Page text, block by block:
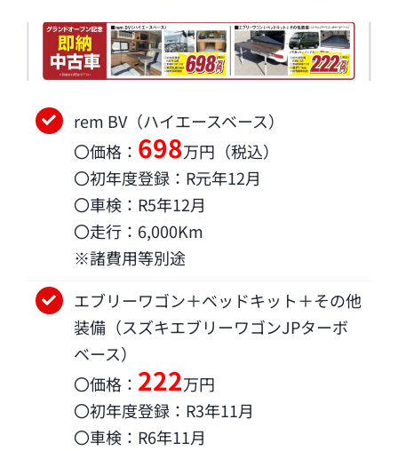
rem BV（ハイエースベース）
〇価格： 698万円（税込）
〇初年度登録：R元年12月
〇車検：R5年12月
〇走行：6,000Km
※諸費用等別途
エブリーワゴン＋ベッドキット＋その他
装備（スズキエブリーワゴンJPターボ
ベース）
〇価格： 222万円
〇初年度登録：R3年11月
〇車検：R6年11月